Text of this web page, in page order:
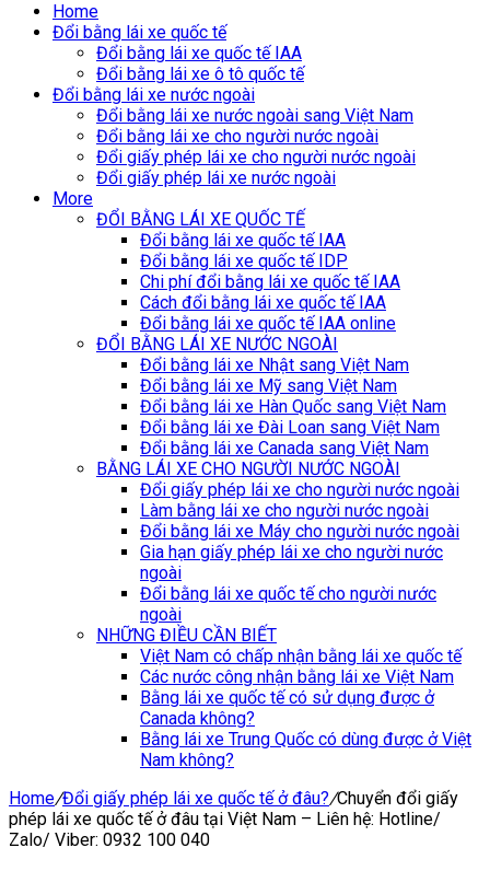
Home
Đổi bằng lái xe quốc tế
Đổi bằng lái xe quốc tế IAA
Đổi bằng lái xe ô tô quốc tế
Đổi bằng lái xe nước ngoài
Đổi bằng lái xe nước ngoài sang Việt Nam
Đổi bằng lái xe cho người nước ngoài
Đổi giấy phép lái xe cho người nước ngoài
Đổi giấy phép lái xe nước ngoài
More
ĐỔI BẰNG LÁI XE QUỐC TẾ
Đổi bằng lái xe quốc tế IAA
Đổi bằng lái xe quốc tế IDP
Chi phí đổi bằng lái xe quốc tế IAA
Cách đổi bằng lái xe quốc tế IAA
Đổi bằng lái xe quốc tế IAA online
ĐỔI BẰNG LÁI XE NƯỚC NGOÀI
Đổi bằng lái xe Nhật sang Việt Nam
Đổi bằng lái xe Mỹ sang Việt Nam
Đổi bằng lái xe Hàn Quốc sang Việt Nam
Đổi bằng lái xe Đài Loan sang Việt Nam
Đổi bằng lái xe Canada sang Việt Nam
BẰNG LÁI XE CHO NGƯỜI NƯỚC NGOÀI
Đổi giấy phép lái xe cho người nước ngoài
Làm bằng lái xe cho người nước ngoài
Đổi bằng lái xe Máy cho người nước ngoài
Gia hạn giấy phép lái xe cho người nước
ngoài
Đổi bằng lái xe quốc tế cho người nước
ngoài
NHỮNG ĐIỀU CẦN BIẾT
Việt Nam có chấp nhận bằng lái xe quốc tế
Các nước công nhận bằng lái xe Việt Nam
Bằng lái xe quốc tế có sử dụng được ở
Canada không?
Bằng lái xe Trung Quốc có dùng được ở Việt
Nam không?
Home/Đổi giấy phép lái xe quốc tế ở đâu?/Chuyển đổi giấy
phép lái xe quốc tế ở đâu tại Việt Nam – Liên hệ: Hotline/
Zalo/ Viber: 0932 100 040